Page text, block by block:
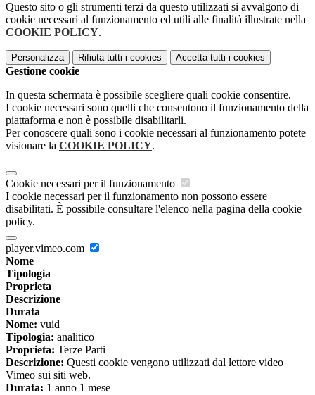
Questo sito o gli strumenti terzi da questo utilizzati si avvalgono di
cookie necessari al funzionamento ed utili alle finalità illustrate nella
COOKIE POLICY.
Personalizza Rifiuta tutti i cookies Accetta tutti i cookies
Gestione cookie
In questa schermata è possibile scegliere quali cookie consentire.
I cookie necessari sono quelli che consentono il funzionamento della
piattaforma e non è possibile disabilitarli.
Per conoscere quali sono i cookie necessari al funzionamento potete
visionare la COOKIE POLICY.
Cookie necessari per il funzionamento
I cookie necessari per il funzionamento non possono essere
disabilitati. È possibile consultare l'elenco nella pagina della cookie
policy.
player.vimeo.com
Nome
Tipologia
Proprieta
Descrizione
Durata
Nome: vuid
Tipologia: analitico
Proprieta: Terze Parti
Descrizione: Questi cookie vengono utilizzati dal lettore video
Vimeo sui siti web.
Durata: 1 anno 1 mese